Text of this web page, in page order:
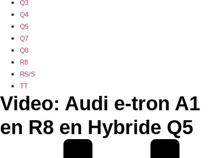
Q3
Q4
Q5
Q7
Q8
R8
RS/S
TT
Video: Audi e-tron A1
en R8 en Hybride Q5